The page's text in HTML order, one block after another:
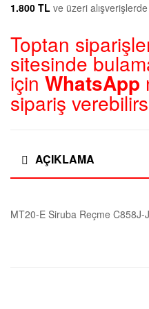
1.800 TL ve üzeri alışverişlerde
Toptan
sitesinde
için WhatsApp
sipariş
AÇIKLAMA
MT20-E Siruba Reçme